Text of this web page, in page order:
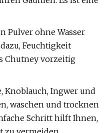
Pulver ohne Wasser
Feuchtigkeit
Chutney vorzeitig
Knoblauch, Ingwer und
waschen und trocknen
Schritt hilft Ihnen,